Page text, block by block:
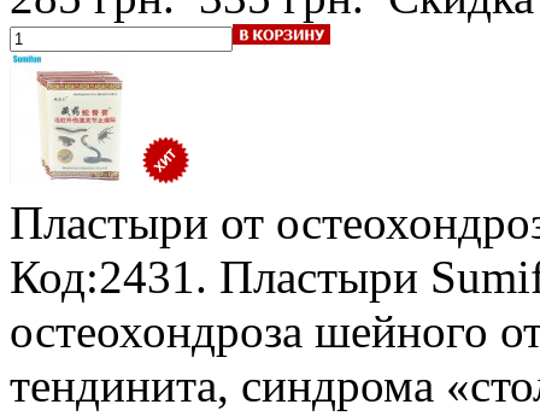
Пластыри от
Код:2431. Пластыри
остеохондроза шейного
тендинита, синдрома